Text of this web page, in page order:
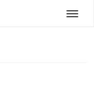
Меню